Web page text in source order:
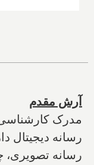
آرش مقدم
مدرک
رسانه تصویری،